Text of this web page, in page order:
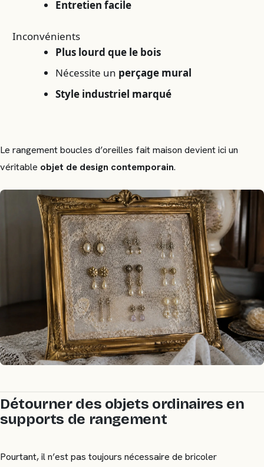
Entretien facile
Inconvénients
Plus lourd que le bois
Nécessite un perçage mural
Style industriel marqué
Le rangement boucles d’oreilles fait maison devient ici un
véritable objet de design contemporain.
Détourner des objets ordinaires en
supports de rangement
Pourtant, il n’est pas toujours nécessaire de bricoler